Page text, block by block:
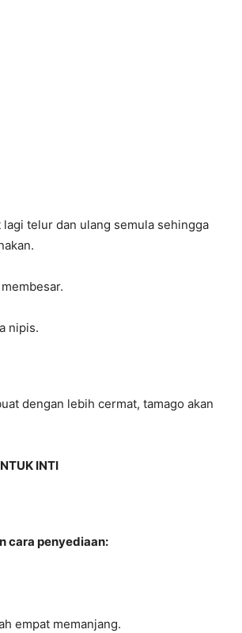
lagi telur dan ulang semula sehingga
nipis.
dengan lebih cermat, tamago akan
INTI
cara penyediaan:
empat memanjang.